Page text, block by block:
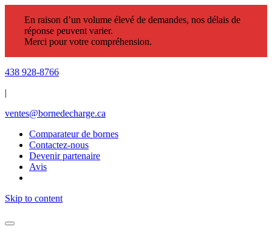
En raison d’un volume élevé de demandes, nos délais de
réponse peuvent varier.
Merci pour votre compréhension.
438 928-8766
|
ventes@bornedecharge.ca
Comparateur de bornes
Contactez-nous
Devenir partenaire
Avis
Skip to content